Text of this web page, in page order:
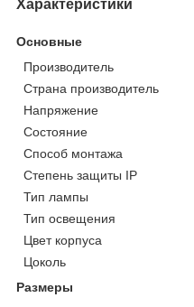
Характеристики
Основные
Производитель
Страна производитель
Напряжение
Состояние
Способ монтажа
Степень защиты IP
Тип лампы
Тип освещения
Цвет корпуса
Цоколь
Размеры